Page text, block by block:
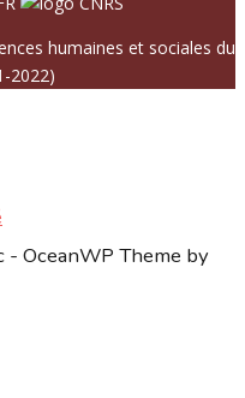
humaines et sociales du
2022)
OceanWP Theme by